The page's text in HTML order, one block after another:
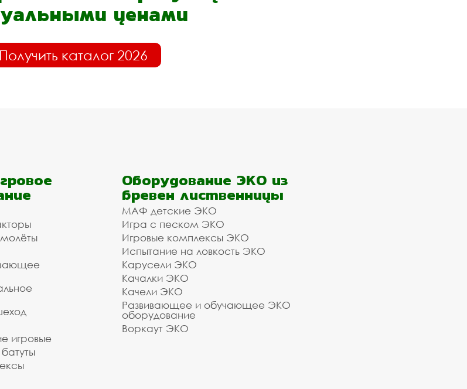
ценами
Получить каталог 2026
игровые
Оборудование ЭКО из
бревен лиственницы
МАФ детские ЭКО
Игра с песком ЭКО
Игровые комплексы ЭКО
Испытание на ловкость ЭКО
Карусели ЭКО
Качалки ЭКО
Качели ЭКО
Развивающее и обучающее ЭКО
оборудование
Воркаут ЭКО